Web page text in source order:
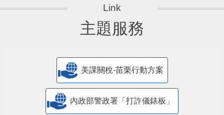
主題服務
美課關稅-苗栗行動方案
內政部警政署「打詐儀錶板」